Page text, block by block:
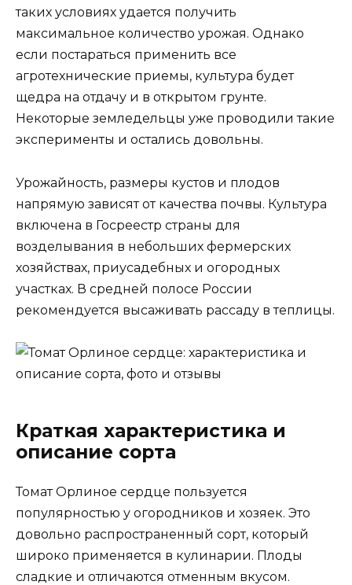
таких условиях удается получить
максимальное количество урожая. Однако
если постараться применить все
агротехнические приемы, культура будет
щедра на отдачу и в открытом грунте.
Некоторые земледельцы уже проводили такие
эксперименты и остались довольны.
Урожайность, размеры кустов и плодов
напрямую зависят от качества почвы. Культура
включена в Госреестр страны для
возделывания в небольших фермерских
хозяйствах, приусадебных и огородных
участках. В средней полосе России
рекомендуется высаживать рассаду в теплицы.
Краткая характеристика и
описание сорта
Томат Орлиное сердце пользуется
популярностью у огородников и хозяек. Это
довольно распространенный сорт, который
широко применяется в кулинарии. Плоды
сладкие и отличаются отменным вкусом.